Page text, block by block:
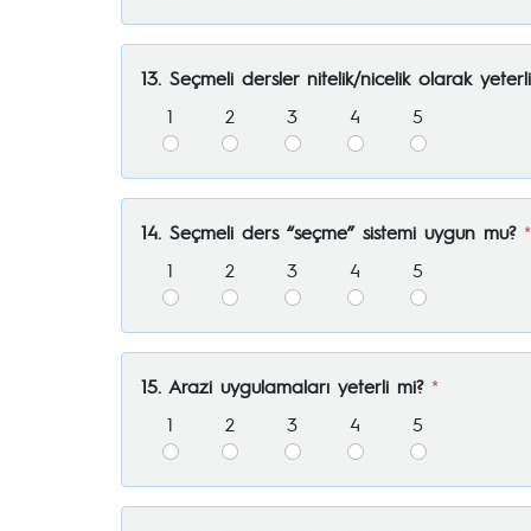
13. Seçmeli dersler nitelik/nicelik olarak
1
2 3 4 5
14. Seçmeli ders “seçme” sistemi uygun mu? *
1
2 3 4 5
15. Arazi uygulamaları yeterli mi? *
1
2 3 4 5